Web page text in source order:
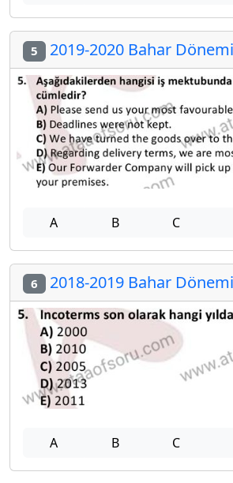
5 2019-2020 Bahar Dönemi
A B C
6 2018-2019 Bahar Dönemi
A B C